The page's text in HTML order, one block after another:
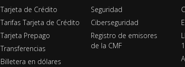
Tarjeta de Crédito
Tarifas Tarjeta de Crédito
Tarjeta Prepago
Transferencias
Billetera en dólares
Seguridad
Ciberseguridad
Registro de emisores
de la CMF